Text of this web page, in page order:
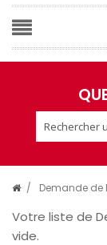
/ Demande de
Votre liste de
vide.